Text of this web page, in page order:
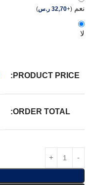
نعم (
+
32,70 ر.س)
لا
PRODUCT PRICE:
ORDER TOTAL: